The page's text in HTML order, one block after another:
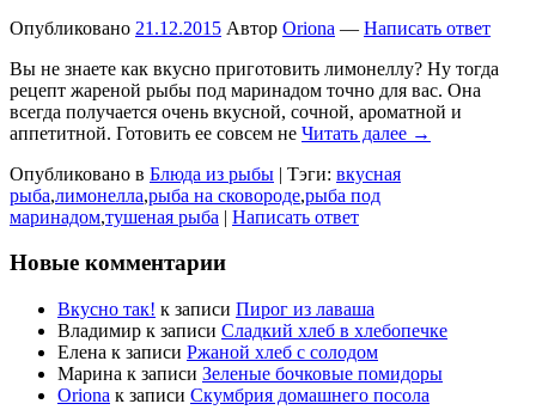
Опубликовано 21.12.2015 Автор Oriona — Написать ответ
Вы не знаете как вкусно приготовить лимонеллу? Ну тогда
рецепт жареной рыбы под маринадом точно для вас. Она
всегда получается очень вкусной, сочной, ароматной и
аппетитной. Готовить ее совсем не Читать далее →
Опубликовано в Блюда из рыбы | Тэги: вкусная
рыба,лимонелла,рыба на сковороде,рыба под
маринадом,тушеная рыба | Написать ответ
Новые комментарии
Вкусно так! к записи Пирог из лаваша
Владимир к записи Сладкий хлеб в хлебопечке
Елена к записи Ржаной хлеб с солодом
Марина к записи Зеленые бочковые помидоры
Oriona к записи Скумбрия домашнего посола